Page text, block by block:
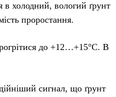
холодний, вологий ґрунт
проростання.
до +12…+15°C. В
сигнал, що ґрунт